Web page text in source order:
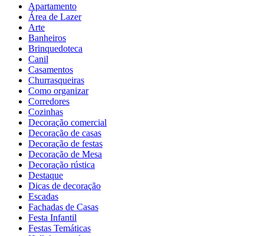
Apartamento
Área de Lazer
Arte
Banheiros
Brinquedoteca
Canil
Casamentos
Churrasqueiras
Como organizar
Corredores
Cozinhas
Decoração comercial
Decoração de casas
Decoração de festas
Decoração de Mesa
Decoração rústica
Destaque
Dicas de decoração
Escadas
Fachadas de Casas
Festa Infantil
Festas Temáticas